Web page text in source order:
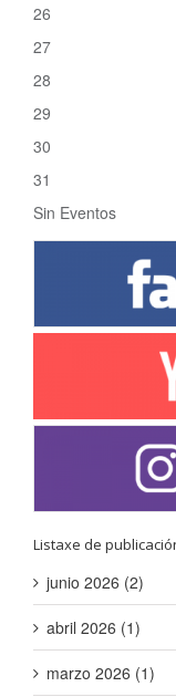
26
27
28
29
30
31
Sin Eventos
Listaxe de
junio 2026 (2)
abril 2026 (1)
marzo 2026 (1)